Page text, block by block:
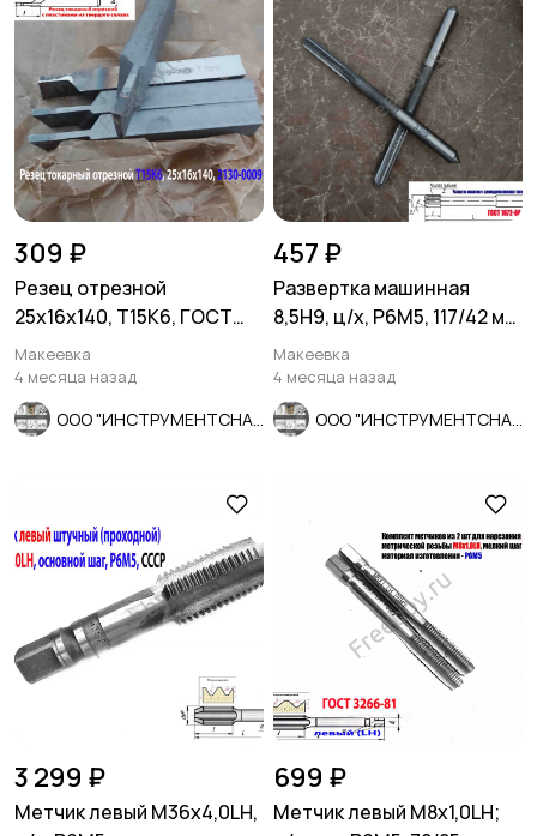
309 ₽
Резец отрезной
25х16х140, Т15К6, ГОСТ
18884-73, 2130-0009.
Макеевка
4 месяца назад
457 ₽
Развертка машинная
8,5Н9, ц/х, Р6М5, 117/42 мм,
ГОСТ 1672-80, СССР
Макеевка
4 месяца назад
3 299 ₽
Метчик левый М36х4,0LH,
699 ₽
Метчик левый М8х1,0LH;